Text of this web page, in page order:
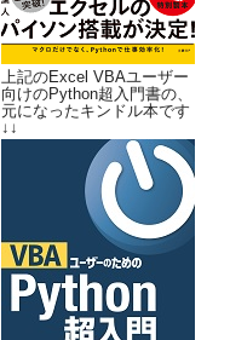
上記のExcel VBAユーザー
向けのPython超入門書の、
元になったキンドル本です
↓↓